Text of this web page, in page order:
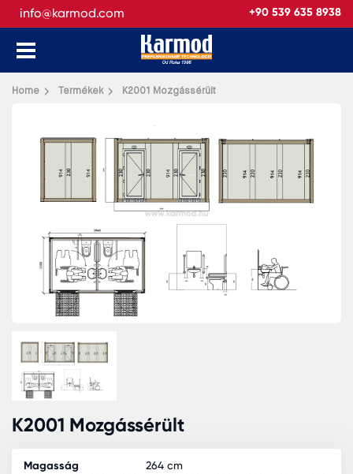
info@karmod.com +90 539 635 8938
Home Termékek K2001 Mozgássérült
K2001 Mozgássérült
Magasság 264 cm